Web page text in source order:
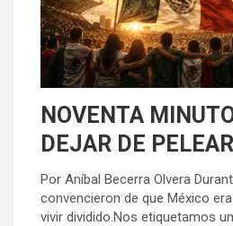
NOVENTA
DEJAR DE
Por Aníbal Becerra Olvera
convencieron de que México
vivir dividido.Nos etiquetamos